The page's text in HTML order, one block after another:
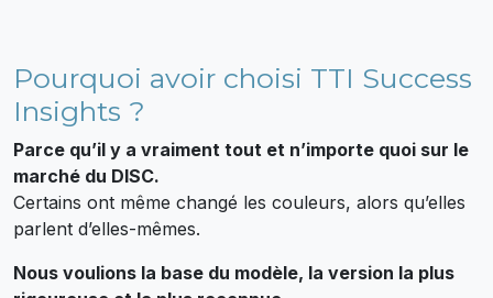
Pourquoi avoir choisi TTI Success
Insights ?
Parce qu’il y a vraiment tout et n’importe quoi sur le
marché du DISC.
Certains ont même changé les couleurs, alors qu’elles
parlent d’elles-mêmes.
Nous voulions la base du modèle, la version la plus